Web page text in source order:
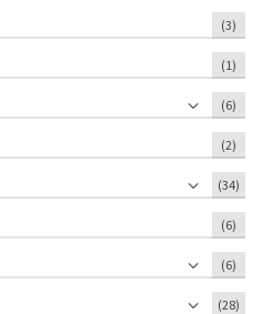
(3)
(1)
(6)
(2)
(34)
(6)
(6)
(28)